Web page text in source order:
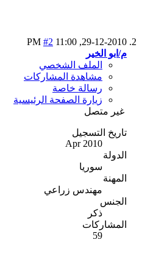
29-12-2010,
11:00 PM
#2
م/ابو الخير
الملف الشخصي
مشاهدة المشاركات
رسالة خاصة
زيارة الصفحة الرئيسية
غير متصل
تاريخ التسجيل
Apr 2010
الدولة
سوريا
المهنة
مهندس زراعي
الجنس
ذكر
المشاركات
59